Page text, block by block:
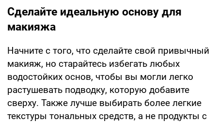
Сделайте идеальную основу для
макияжа
Начните с того, что сделайте свой привычный
макияж, но старайтесь избегать любых
водостойких основ, чтобы вы могли легко
растушевать подводку, которую добавите
сверху. Также лучше выбирать более легкие
текстуры тональных средств, а не продукты с